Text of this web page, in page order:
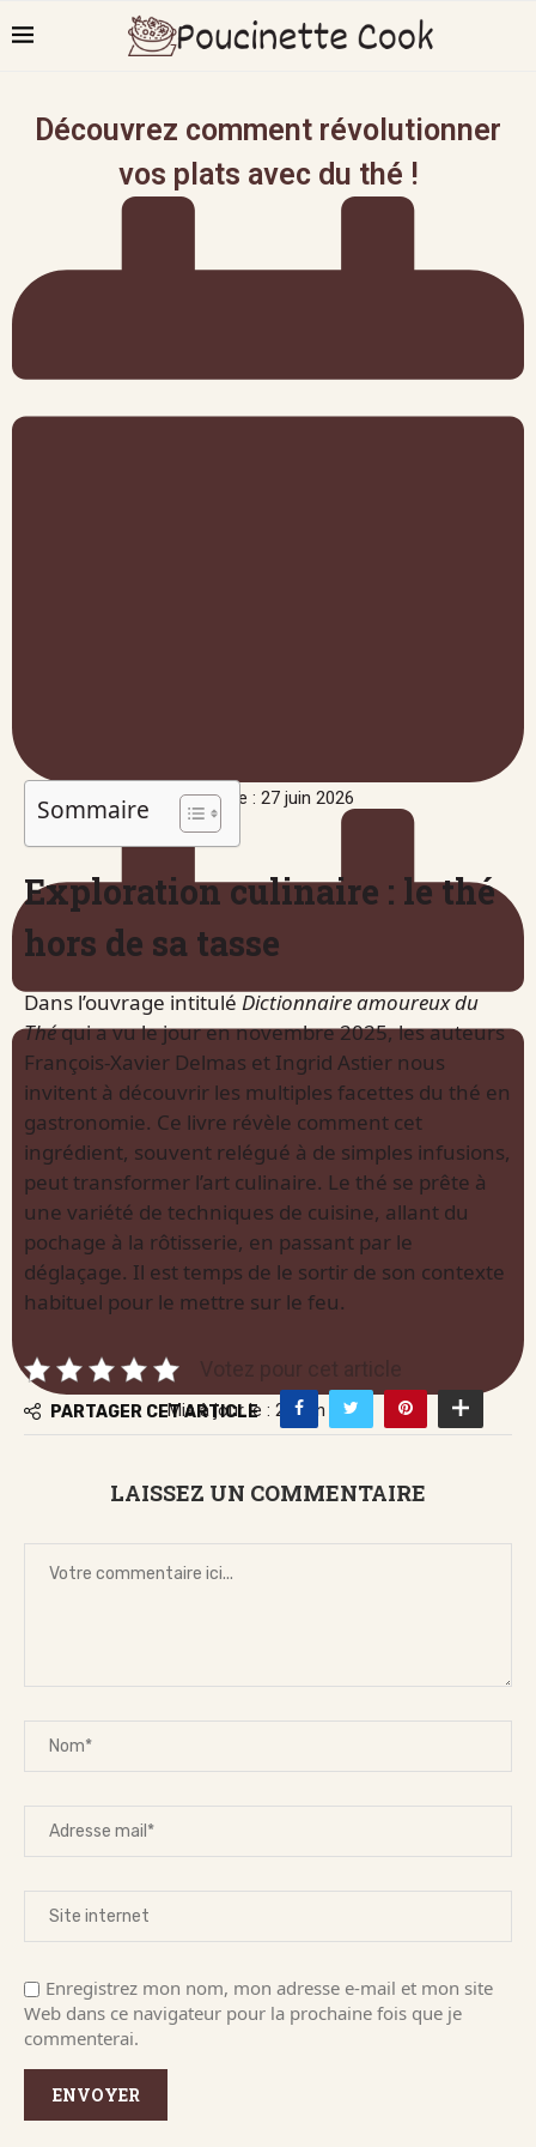
Découvrez comment révolutionner
vos plats avec du thé !
Publié le : 27 juin 2026
Mis à jour le : 27 juin 2026
Sommaire
Exploration culinaire : le thé
hors de sa tasse
Dans l’ouvrage intitulé Dictionnaire amoureux du
Théqui a vu le jour en novembre 2025, les auteurs
François-Xavier Delmas et Ingrid Astier nous
invitent à découvrir les multiples facettes du thé en
gastronomie. Ce livre révèle comment cet
ingrédient, souvent relégué à de simples infusions,
peut transformer l’art culinaire. Le thé se prête à
une variété de techniques de cuisine, allant du
pochage à la rôtisserie, en passant par le
déglaçage. Il est temps de le sortir de son contexte
habituel pour le mettre sur le feu.
Votez pour cet article
PARTAGER CET ARTICLE
LAISSEZ UN COMMENTAIRE
Enregistrez mon nom, mon adresse e-mail et mon site
Web dans ce navigateur pour la prochaine fois que je
commenterai.